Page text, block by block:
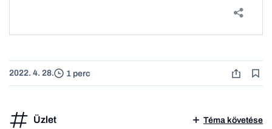
2022. 4. 28. 1 perc
Üzlet Téma követése